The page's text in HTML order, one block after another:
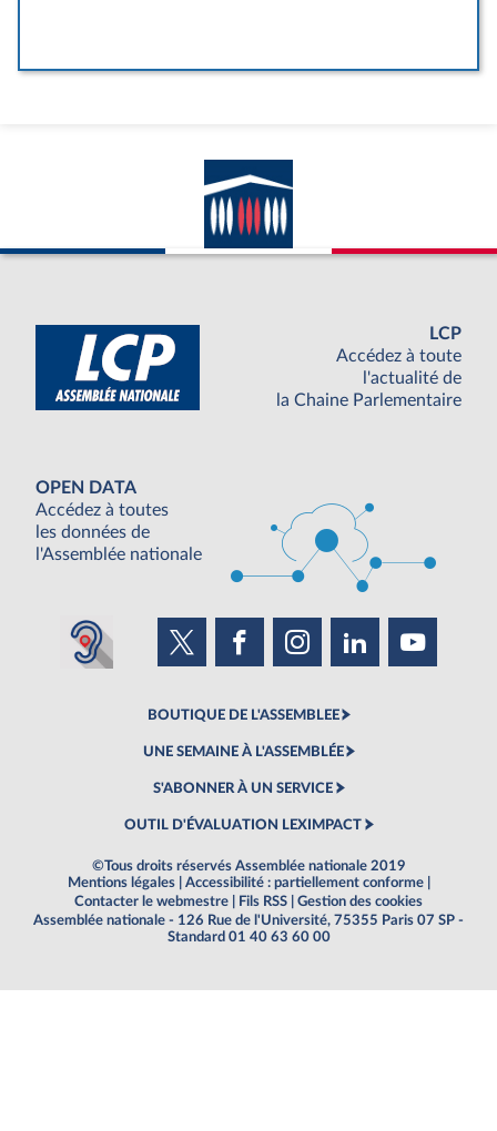
LCP
Accédez à toute
l'actualité de
la Chaine Parlementaire
OPEN DATA
Accédez à toutes
les données de
l'Assemblée nationale
BOUTIQUE DE L'ASSEMBLEE
UNE SEMAINE À L'ASSEMBLÉE
S'ABONNER À UN SERVICE
OUTIL D'ÉVALUATION LEXIMPACT
©Tous droits réservés Assemblée nationale 2019
Mentions légales
Accessibilité : partiellement conforme
Contacter le webmestre
Fils RSS
Gestion des cookies
Assemblée nationale - 126 Rue de l'Université, 75355 Paris 07 SP -
Standard 01 40 63 60 00